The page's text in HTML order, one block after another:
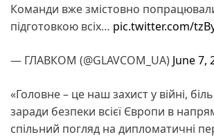
Команди вже змістовно
підготовкою всіх… pic.twitter.com/
— ГЛАВКОМ (@GLAVCOM_UA) June 7,
«Головне – це наш захист у війні,
заради безпеки всієї Європи в
спільний погляд на дипломатичні